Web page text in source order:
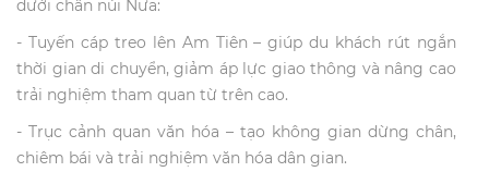
dưới chân núi Nưa:
- Tuyến cáp treo lên Am Tiên – giúp du khách rút ngắn
thời gian di chuyển, giảm áp lực giao thông và nâng cao
trải nghiệm tham quan từ trên cao.
- Trục cảnh quan văn hóa – tạo không gian dừng chân,
chiêm bái và trải nghiệm văn hóa dân gian.